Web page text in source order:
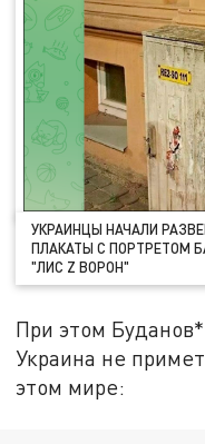
УКРАИНЦЫ НАЧАЛИ
ПЛАКАТЫ С ПОРТРЕТОМ
"ЛИС Z ВОРОН"
При этом
Украина не
этом мире: